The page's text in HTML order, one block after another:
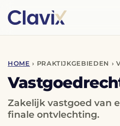
HOME › PRAKTIJKGEBIEDEN ›
Zakelijk vastgoed van
finale ontvlechting.